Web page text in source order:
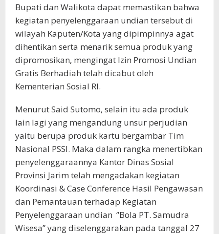
Bupati dan Walikota dapat memastikan bahwa
kegiatan penyelenggaraan undian tersebut di
wilayah Kaputen/Kota yang dipimpinnya agat
dihentikan serta menarik semua produk yang
dipromosikan, mengingat Izin Promosi Undian
Gratis Berhadiah telah dicabut oleh
Kementerian Sosial RI.
Menurut Said Sutomo, selain itu ada produk
lain lagi yang mengandung unsur perjudian
yaitu berupa produk kartu bergambar Tim
Nasional PSSI. Maka dalam rangka menertibkan
penyelenggaraannya Kantor Dinas Sosial
Provinsi Jarim telah mengadakan kegiatan
Koordinasi & Case Conference Hasil Pengawasan
dan Pemantauan terhadap Kegiatan
Penyelenggaraan undian ”Bola PT. Samudra
Wisesa” yang diselenggarakan pada tanggal 27